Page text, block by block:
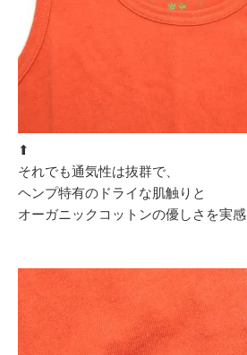
⬆︎
それでも通気性は抜群で、
ヘンプ特有のドライな肌触りと
オーガニックコットンの優しさを実感